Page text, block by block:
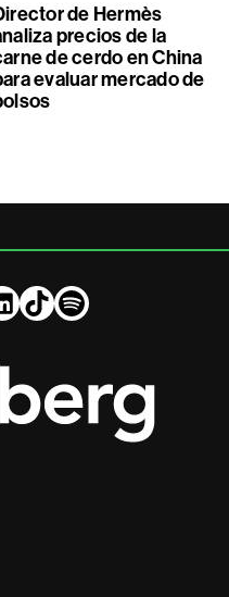
de Hermès
precios de la
de cerdo en China
evaluar mercado de